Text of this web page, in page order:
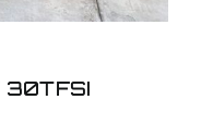
30TFSI